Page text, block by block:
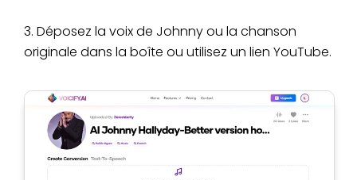
3. Déposez la voix de Johnny ou la chanson
originale dans la boîte ou utilisez un lien YouTube.